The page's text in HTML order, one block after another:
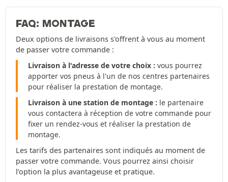
FAQ: MONTAGE
Deux options de livraisons s'offrent à vous au moment
de passer votre commande :
Livraison à l'adresse de votre choix : vous pourrez
apporter vos pneus à l'un de nos centres partenaires
pour réaliser la prestation de montage.
Livraison à une station de montage : le partenaire
vous contactera à réception de votre commande pour
fixer un rendez-vous et réaliser la prestation de
montage.
Les tarifs des partenaires sont indiqués au moment de
passer votre commande. Vous pourrez ainsi choisir
l’option la plus avantageuse et pratique.